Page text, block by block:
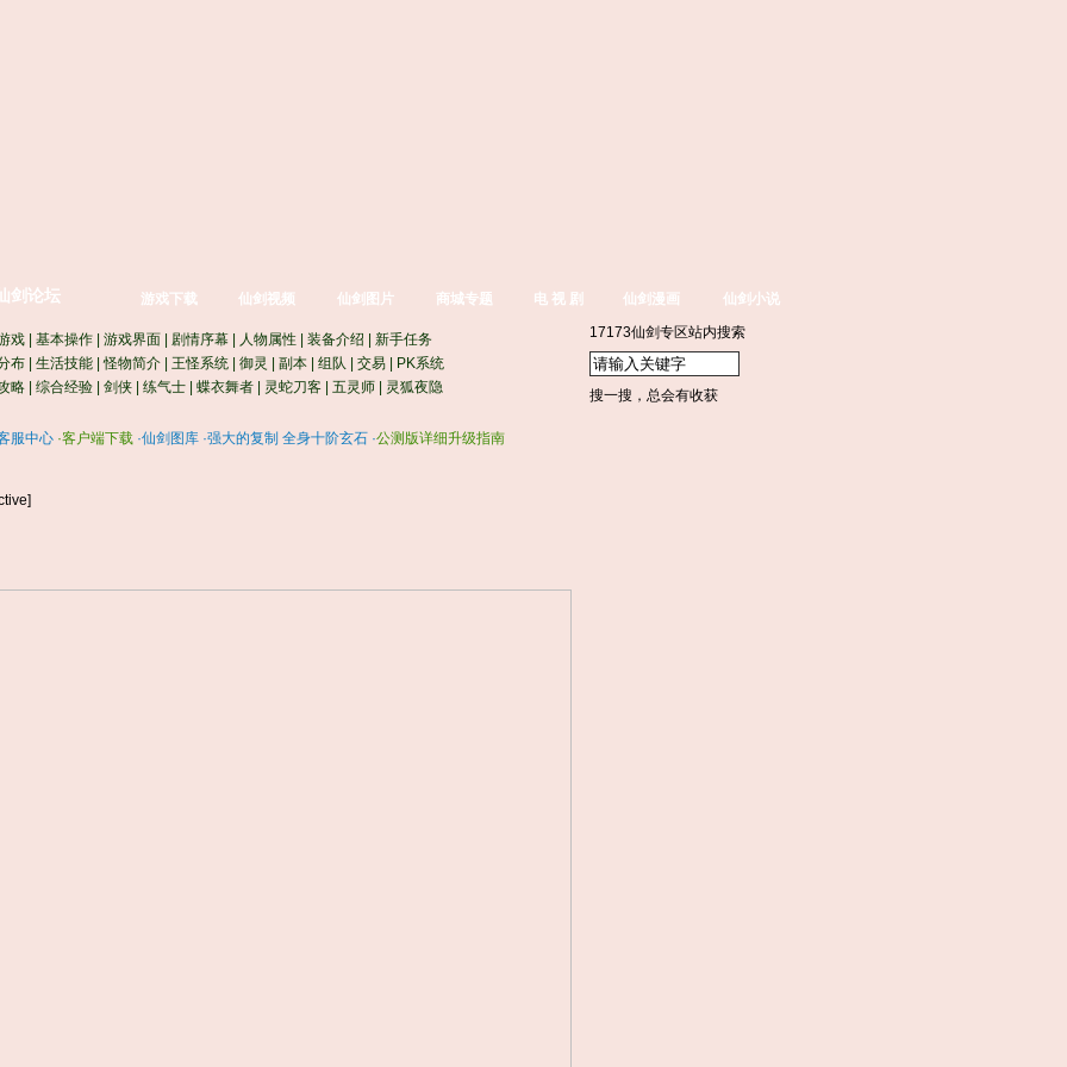
剑论坛 游戏下载 仙剑视频 仙剑图片 商城专题 电 视 剧 仙剑漫画 仙剑小说
戏| 基本操作| 游戏界面| 剧情序幕| 人物属性| 装备介绍
新手任务
布| 生活技能|怪物简介| 王怪系统| 御灵 副本| 组队 交易|
PK系统
略| 综合经验| 剑侠| 练气士| 蝶衣舞者| 灵蛇刀客| 五灵师| 灵狐夜隐
17173仙剑专区站内搜索
搜一搜，总会有收获
服中心 ·客户端下载·仙剑图库·强大的复制 全身十阶玄石·公测版详细升级指南